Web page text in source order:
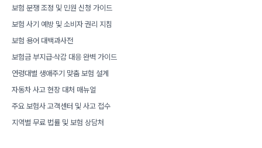
보험 분쟁 조정 및 민원 신청 가이드
보험 사기 예방 및 소비자 권리 지침
보험 용어 대백과사전
보험금 부지급·삭감 대응 완벽 가이드
연령대별 생애주기 맞춤 보험 설계
자동차 사고 현장 대처 매뉴얼
주요 보험사 고객센터 및 사고 접수
지역별 무료 법률 및 보험 상담처